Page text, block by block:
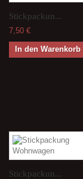
Stickpackun...
7,50 €
In den Warenkorb
Stickpackun...